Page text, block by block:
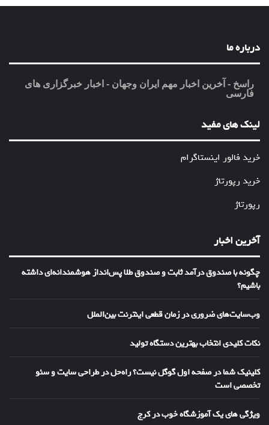
درباره ما
راسخ - آخرین اخبار مهم ایران وجهان - اخبار خبرگزاری های
فارسی
لینک های مفید
خرید فالور اینستاگرام
خرید رپورتاژ
رپورتاژ
آخرین اخبار
چگونه با صندوق درآمد ثابت و صندوق طلا پس‌انداز هوشمندانه‌ای داشته
باشیم؟
وب‌سایت‌های ضروری در زمان قطعی اینترنت بین‌الملل
نکات کلیدی انتخاب بهترین دستگاه تولید
کلینیک شما در صفحه اول گوگل نیست؟ راه‌حل در طراحی سایت و سئو
تخصصی است
ویژگی های یک آموزشگاه خوب در کرج